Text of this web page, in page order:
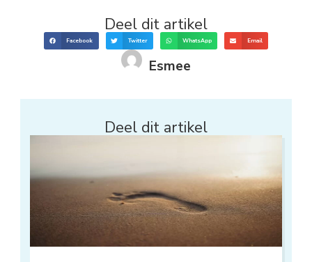
Deel dit artikel
Facebook Twitter WhatsApp Email
Esmee
Deel dit artikel